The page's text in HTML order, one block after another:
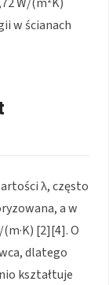
W/(m²K)
w ścianach
λ, często
a w
[2][4]. O
dlatego
kształtuje